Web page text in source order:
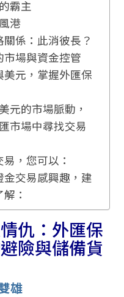
霸主
港
係：此消彼長？
場與資金控管
元，掌握外匯保
元的市場脈動，
市場中尋找交易
，您可以：
交易感興趣，建
：
仇：外匯保
險與儲備貨
雄